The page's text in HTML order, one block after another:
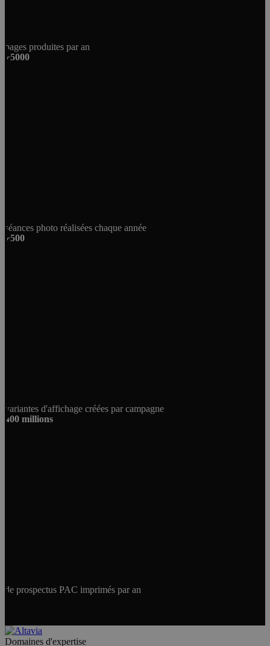
pages produites par an
+5000
séances photo réalisées chaque année
+500
variantes d'affichage créées par campagne
400 millions
de prospectus PAC imprimés par an
Domaines d'expertise